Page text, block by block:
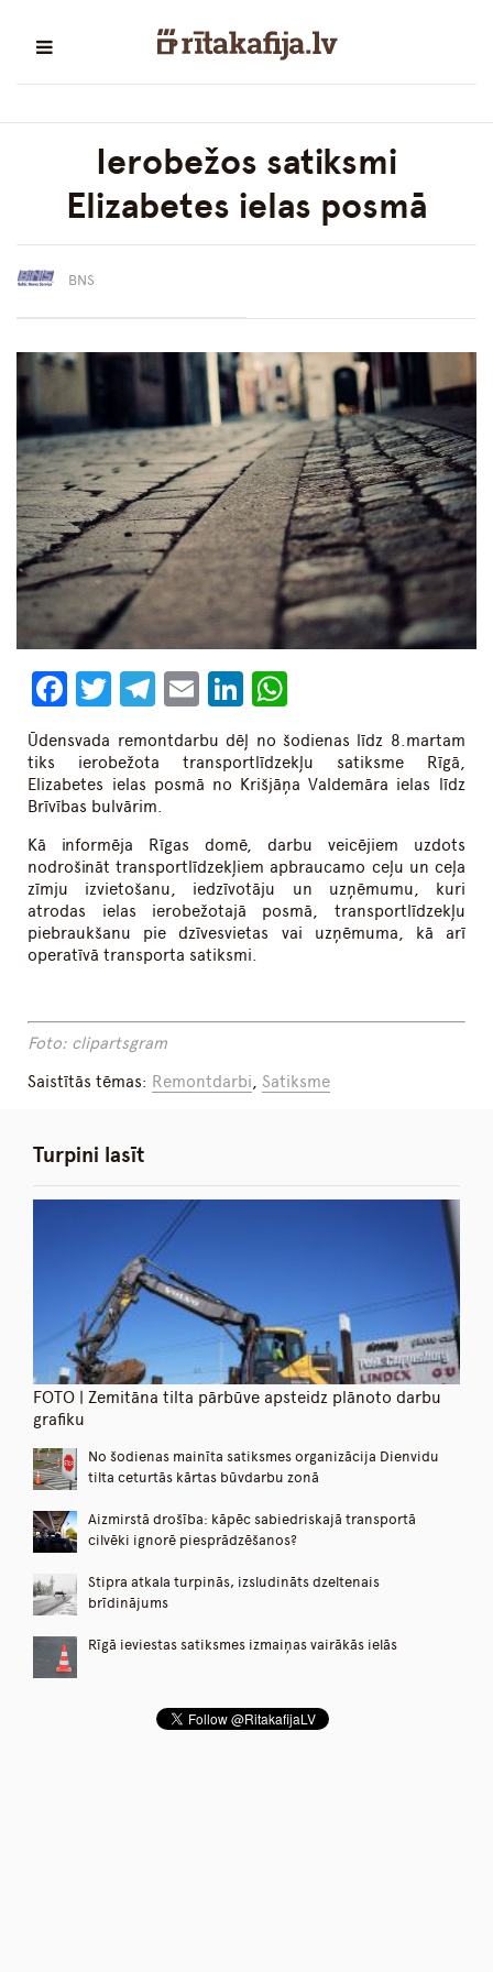
Ierobežos satiksmi
Elizabetes ielas posmā
BNS
Facebook
Twitter
Telegram
EmailLinkedIn
Ūdensvada remontdarbu dēļ no šodienas līdz 8.martam
tiks ierobežota transportlīdzekļu satiksme Rīgā,
Elizabetes ielas posmā no Krišjāņa Valdemāra ielas līdz
Brīvības bulvārim.
Kā informēja Rīgas domē, darbu veicējiem uzdots
nodrošināt transportlīdzekļiem apbraucamo ceļu un ceļa
zīmju izvietošanu, iedzīvotāju un uzņēmumu, kuri
atrodas ielas ierobežotajā posmā, transportlīdzekļu
piebraukšanu pie dzīvesvietas vai uzņēmuma, kā arī
operatīvā transporta satiksmi.
Foto: clipartsgram
Saistītās tēmas: Remontdarbi,Satiksme
Turpini lasīt
FOTO | Zemitāna tilta pārbūve apsteidz plānoto darbu
grafiku
No šodienas mainīta satiksmes organizācija Dienvidu
tilta ceturtās kārtas būvdarbu zonā
Aizmirstā drošība: kāpēc sabiedriskajā transportā
cilvēki ignorē piesprādzēšanos?
Stipra atkala turpinās, izsludināts dzeltenais
brīdinājums
Rīgā ieviestas satiksmes izmaiņas vairākās ielās